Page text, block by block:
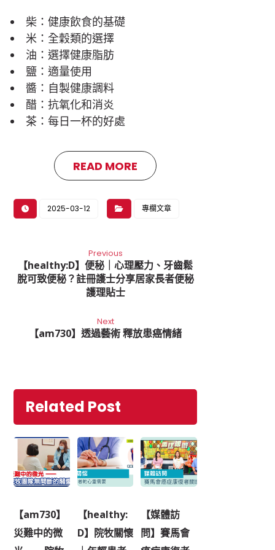
柴：健康飲食的基礎
米：全穀類的選擇
油：選擇健康脂肪
鹽：適量使用
醬：自製健康調料
醋：抗氧化和消炎
茶：每日一杯的好處
READ MORE
2025-03-12 專欄文章
Previous
【healthy:D】便秘｜心理壓力、牙齒鬆
脫可致便秘？註冊護士分享居家長者便秘
護理貼士
Next
【am730】透過藝術 釋放患癌情緒
Related Post
【am730】
災難中的微
【healthy:
D】院牧關懷
【媒體訪
問】賽馬會